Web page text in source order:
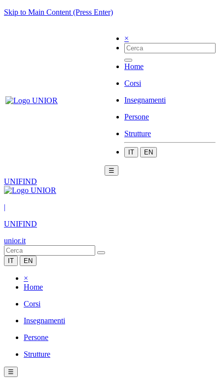
Skip to Main Content (Press Enter)
×
Home
Corsi
Insegnamenti
Persone
Strutture
IT EN
☰
UNIFIND
|
UNIFIND
unior.it
IT EN
×
Home
Corsi
Insegnamenti
Persone
Strutture
☰